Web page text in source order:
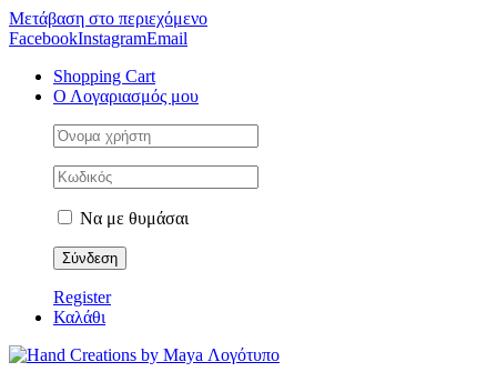
Μετάβαση στο περιεχόμενο
FacebookInstagramEmail
Shopping Cart
Ο Λογαριασμός μου
Να με θυμάσαι
Register
Καλάθι